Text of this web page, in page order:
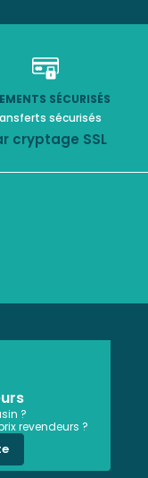
SÉCURISÉS
sécurisés
cryptage SSL
?
revendeurs ?